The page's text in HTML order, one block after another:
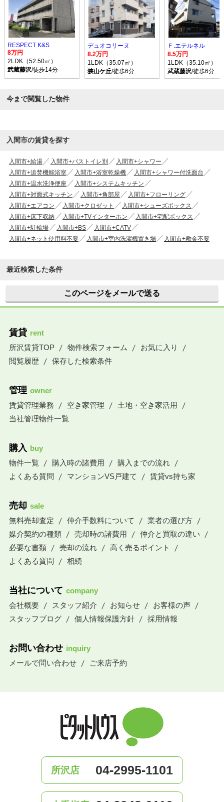
RESPECT K&S
8万円
2LDK（52.50㎡）
武蔵藤沢/徒歩14分
デュオコリーヌ
8.2万円
1LDK（35.07㎡）
狭山ケ丘/徒歩6分
Ｆ.エテルネル
8.5万円
1LDK（35.10㎡）
武蔵藤沢/徒歩6分
今まで閲覧した物件
入間市の賃貸を探す
入間市+給湯 入間市+バストイレ別
入間市+シャワー
入間市+追焚機能浴室
入間市+浴室乾燥機
入間市+シャワー付洗面台
入間市+温水洗浄便座
入間市+システムキッチン
入間市+対面式キッチン
入間市+角部屋
入間市+フローリング
入間市+エアコン
入間市+クロゼット
入間市+シューズボックス
入間市+床下収納
入間市+TVインターホン
入間市+宅配ボックス
入間市+駐輪場
入間市+BS
入間市+CATV
入間市+ネット使用料不要
入間市+室内洗濯機置き場 入間市+敷金不要
最近検索した条件
このページをメールで送る
賃貸 rent
所沢賃貸TOP
物件検索フォーム
お気に入り
閲覧履歴
保存した検索条件
管理 owner
賃貸管理業務
空き家管理
土地・空き家活用
当社管理物件一覧
購入 buy
物件一覧
購入時の諸費用
購入までの流れ
よくある質問
マンションVS戸建て 賃貸vs持ち家
売却 sale
無料売却査定
仲介手数料について
業者の選び方
媒介契約の種類
売却時の諸費用
仲介と買取の違い
必要な書類
売却の流れ
高く売るポイント
よくある質問
相続
当社について company
会社概要
スタッフ紹介 お知らせ
お客様の声
スタッフブログ
個人情報保護方針 採用情報
お問い合わせ inquiry
メールで問い合わせ
ご来店予約
所沢店 04-2995-1101